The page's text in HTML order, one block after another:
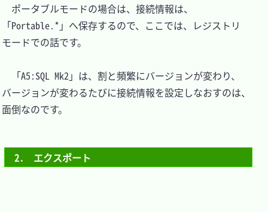
ポータブルモードの場合は、接続情報は、
「Portable.*」へ保存するので、ここでは、レジストリ
モードでの話です。
「A5:SQL Mk2」は、割と頻繁にバージョンが変わり、
バージョンが変わるたびに接続情報を設定しなおすのは、
面倒なのです。
2.　エクスポート